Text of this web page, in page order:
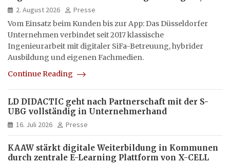
hybrid und multimedial
2. August 2026
Presse
Vom Einsatz beim Kunden bis zur App: Das Düsseldorfer
Unternehmen verbindet seit 2017 klassische
Ingenieurarbeit mit digitaler SiFa-Betreuung, hybrider
Ausbildung und eigenen Fachmedien.
Continue Reading
LD DIDACTIC geht nach Partnerschaft mit der S-
UBG vollständig in Unternehmerhand
16. Juli 2026 Presse
KAAW stärkt digitale Weiterbildung in Kommunen
durch zentrale E-Learning Plattform von X-CELL